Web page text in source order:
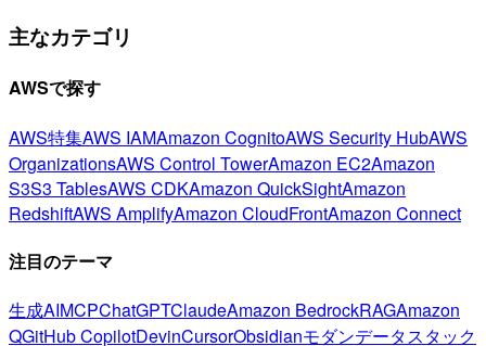
主なカテゴリ
AWSで探す
AWS特集AWS IAMAmazon CognitoAWS Security HubAWS
OrganizationsAWS Control TowerAmazon EC2Amazon
S3S3 TablesAWS CDKAmazon QuickSightAmazon
RedshiftAWS AmplifyAmazon CloudFrontAmazon Connect
注目のテーマ
生成AIMCPChatGPTClaudeAmazon BedrockRAGAmazon
QGitHub CopilotDevinCursorObsidianモダンデータスタック